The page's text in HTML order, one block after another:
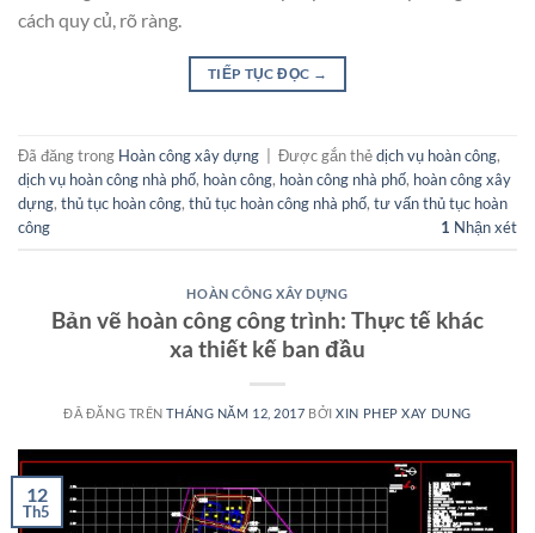
cách quy củ, rõ ràng.
TIẾP TỤC ĐỌC →
Đã đăng trong Hoàn công xây dựng Được gắn thẻdịch vụ hoàn công,
dịch vụ hoàn công nhà phố, hoàn công, hoàn công nhà phố, hoàn công xây
dựng, thủ tục hoàn công, thủ tục hoàn công nhà phố, tư vấn thủ tục hoàn
công
1 Nhận xét
HOÀN CÔNG XÂY DỰNG
Bản vẽ hoàn công công trình: Thực tế khác
xa thiết kế ban đầu
ĐÃ ĐĂNG TRÊNTHÁNG NĂM 12, 2017 BỞIXIN PHEP XAY DUNG
12
Th5